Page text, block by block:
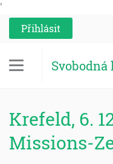
'
Přihlásit
Krefeld, 6.
Missions-